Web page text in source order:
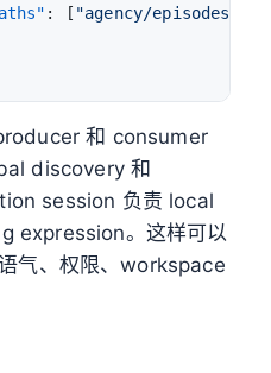
: [ "agency/episodes/
和 consumer
discovery 和
session 负责 local
expression。这样可以
气、权限、workspace